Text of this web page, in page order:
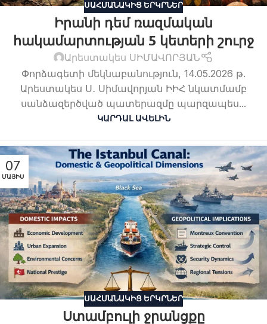
ՍԱՀՄԱՆԱԿԻՑ ԵՐԿՐՆԵՐ
Իրանի դեմ ռազմական
հակամարտության 5 կետերի շուրջ
Արեստակես ՍԻՄԱՎՈՐՅԱՆ
Փորձագետի մեկնաբանություն, 14.05.2026 թ.
Արեստակես Ս․ Սիմավորյան ԻԻՀ նկատմամբ
սանձազերծված պատերազմը պարզապես...
ԿԱՐԴԱԼ ԱՎԵԼԻՆ
07
ՄԱՅԻՍ
ՍԱՀՄԱՆԱԿԻՑ ԵՐԿՐՆԵՐ
Ստամբուլի ջրանցքը